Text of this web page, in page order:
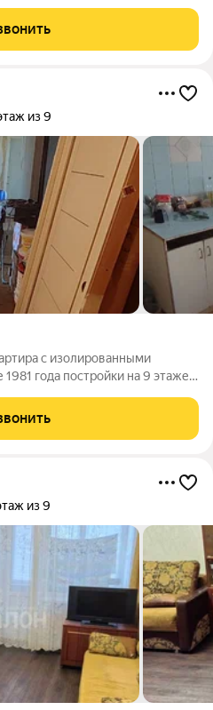
м. Планировка включает 2
из 9
с изолированными
года постройки на 9 этаже.
выходят во двор.
из 9